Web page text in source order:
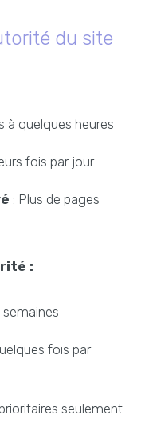
du site
à quelques heures
fois par jour
: Plus de pages
:
semaines
fois par
seulement